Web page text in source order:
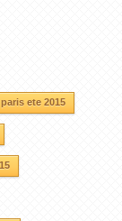
ete 2015